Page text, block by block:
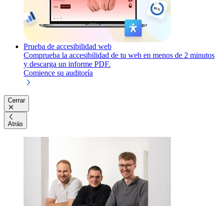
Prueba de accesibilidad web
Comprueba la accesibilidad de tu web en menos de 2 minutos
y descarga un informe PDF.
Comience su auditoría
Cerrar
Atrás